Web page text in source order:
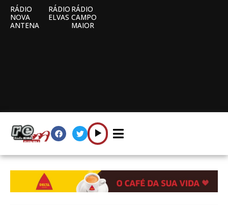
RÁDIO
NOVA
ANTENA
RÁDIO
ELVAS
RÁDIO
CAMPO
MAIOR